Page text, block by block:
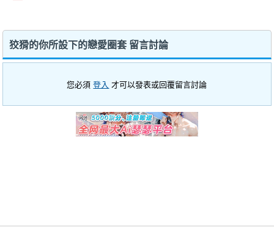
狡猾的你所設下的戀愛圈套 留言討論
您必須登入 才可以發表或回覆留言討論